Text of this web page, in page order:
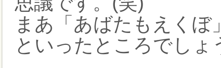
まあ「あばたもえく
といったところでしょ